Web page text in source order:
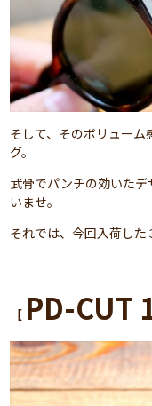
そして、そのボリュー
グ。
武骨でパンチの効いた
いませ。
それでは、今回入荷した
【 PD-CUT